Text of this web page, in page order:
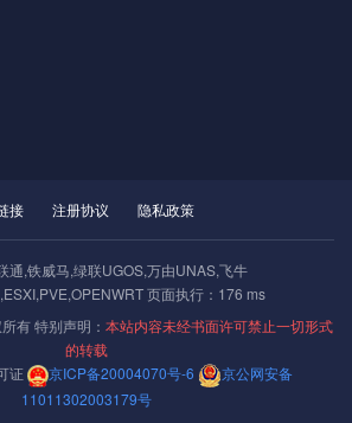
接 注册协议 隐私政策
通,铁威马,绿联UGOS,万由UNAS,飞牛
页面执行：176 ms
有 特别声明： 本站内容未经书面许可禁止一切形式
的转载
证
京ICP备20004070号-6
京公网安备
11011302003179号